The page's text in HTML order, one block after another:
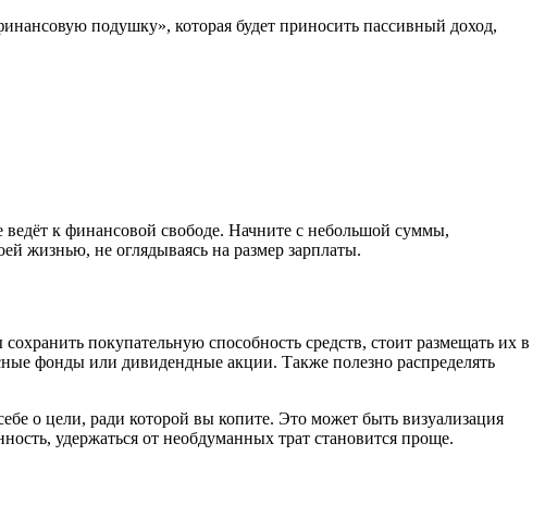
подушку», которая будет приносить пассивный доход,
к финансовой свободе. Начните с небольшой суммы,
жизнью, не оглядываясь на размер зарплаты.
покупательную способность средств, стоит размещать их в
фонды или дивидендные акции. Также полезно распределять
о цели, ради которой вы копите. Это может быть визуализация
удержаться от необдуманных трат становится проще.